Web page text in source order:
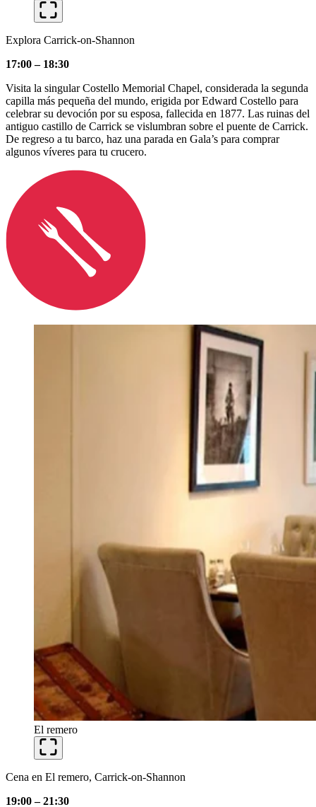
Explora Carrick-on-Shannon
17:00 – 18:30
Visita la singular Costello Memorial Chapel, considerada la segunda
capilla más pequeña del mundo, erigida por Edward Costello para
celebrar su devoción por su esposa, fallecida en 1877. Las ruinas del
antiguo castillo de Carrick se vislumbran sobre el puente de Carrick.
De regreso a tu barco, haz una parada en Gala’s para comprar
algunos víveres para tu crucero.
El remero
Cena en El remero, Carrick-on-Shannon
19:00 – 21:30